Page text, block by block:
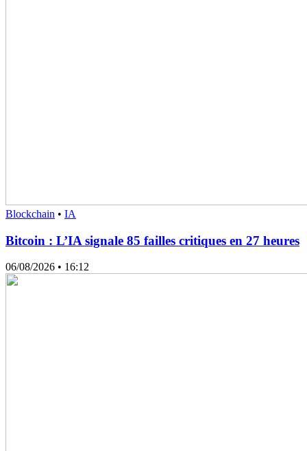
Blockchain • IA
Bitcoin : L’IA signale 85 failles critiques en 27 heures
06/08/2026 • 16:12